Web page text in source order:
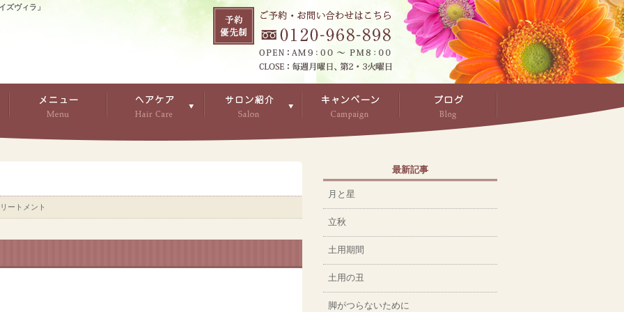
ズヴィラ」
ートメント
最新記事
月と星
立秋
土用期間
土用の丑
脚がつらないために